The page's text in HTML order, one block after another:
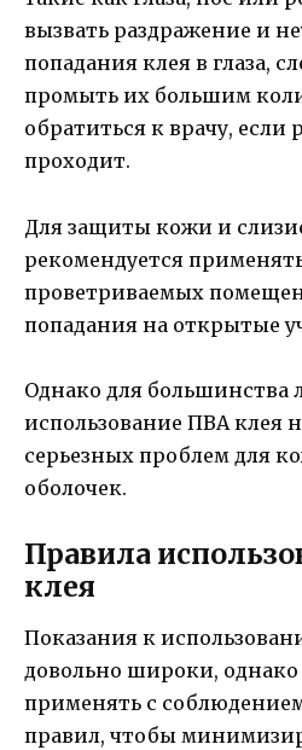
вызвать раздражение и
попадания клея в глаза,
промыть их большим
обратиться к врачу, если
проходит.
Для защиты кожи и
рекомендуется
проветриваемых
попадания на открытые
Однако для большинства
использование ПВА клея
серьезных проблем для
оболочек.
Правила
клея
Показания к
довольно широки, однако
применять с
правил, чтобы